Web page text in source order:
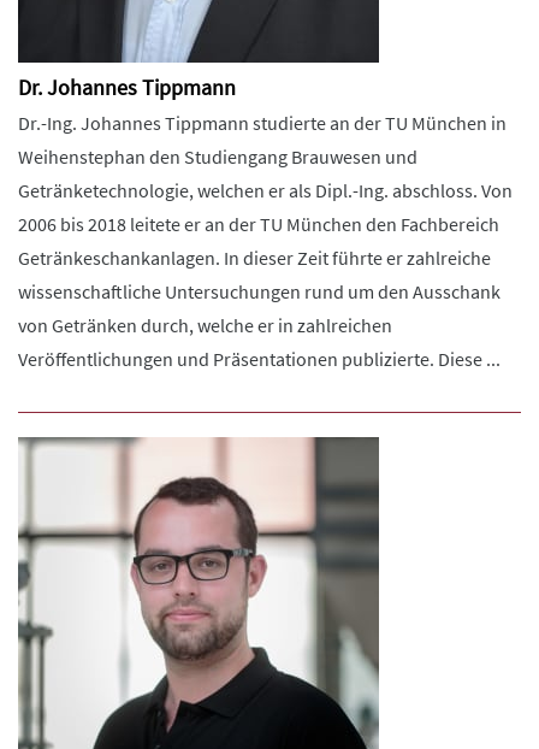
Dr. Johannes Tippmann
Dr.-Ing. Johannes Tippmann studierte an der TU München in
Weihenstephan den Studiengang Brauwesen und
Getränketechnologie, welchen er als Dipl.-Ing. abschloss. Von
2006 bis 2018 leitete er an der TU München den Fachbereich
Getränkeschankanlagen. In dieser Zeit führte er zahlreiche
wissenschaftliche Untersuchungen rund um den Ausschank
von Getränken durch, welche er in zahlreichen
Veröffentlichungen und Präsentationen publizierte. Diese ...